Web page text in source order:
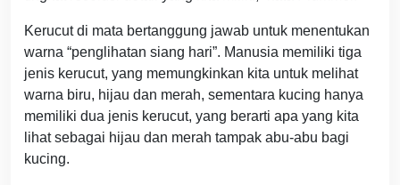
Kerucut di mata bertanggung jawab untuk menentukan
warna “penglihatan siang hari”. Manusia memiliki tiga
jenis kerucut, yang memungkinkan kita untuk melihat
warna biru, hijau dan merah, sementara kucing hanya
memiliki dua jenis kerucut, yang berarti apa yang kita
lihat sebagai hijau dan merah tampak abu-abu bagi
kucing.